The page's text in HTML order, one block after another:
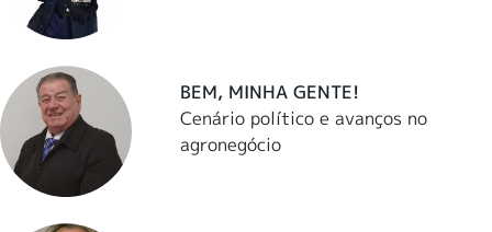
BEM, MINHA GENTE!
Cenário político e avanços no
agronegócio